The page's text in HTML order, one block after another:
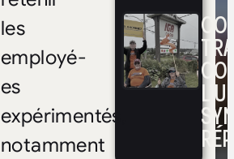
les
employé-
es
expérimentés,
notamment